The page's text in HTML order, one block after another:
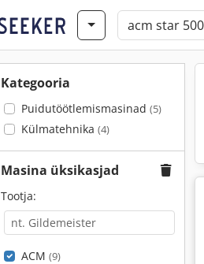
Kategooria
Puidutöötlemismasinad (5)
Külmatehnika (4)
Masina üksikasjad
Tootja:
ACM (9)